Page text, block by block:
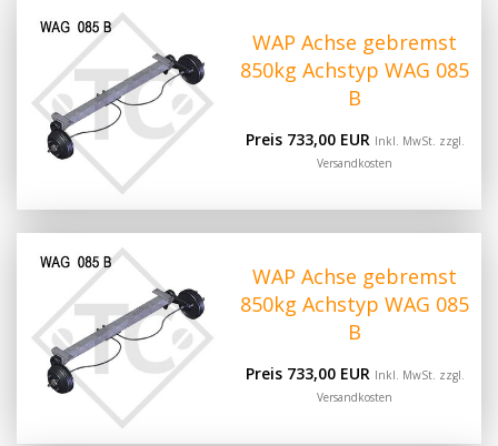
WAP Achse gebremst
850kg Achstyp WAG 085
B
Preis 733,00 EUR Inkl. MwSt. zzgl.
Versandkosten
WAP Achse gebremst
850kg Achstyp WAG 085
B
Preis 733,00 EUR Inkl. MwSt. zzgl.
Versandkosten